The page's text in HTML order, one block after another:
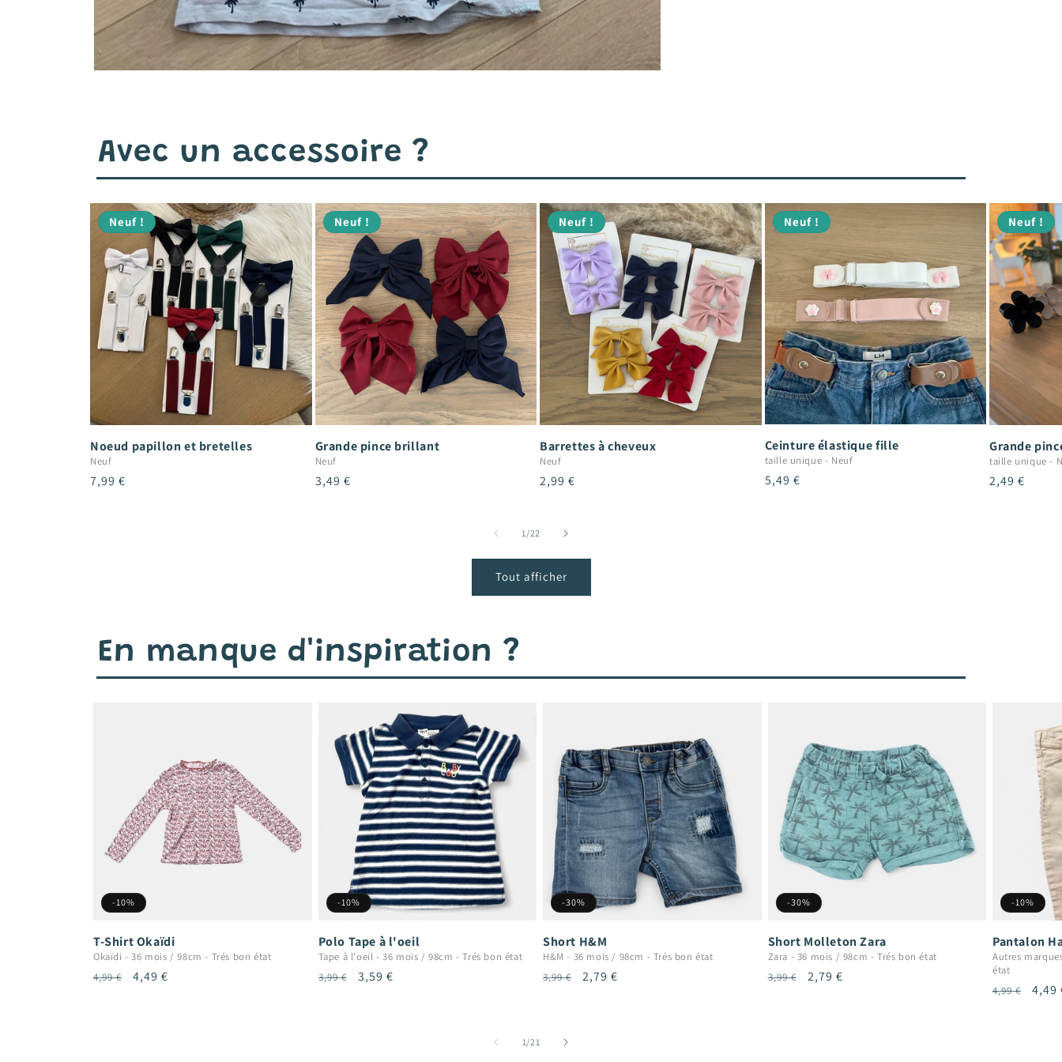
Avec un accessoire ?
Neuf !
Noeud papillon et bretelles
Neuf
Prix
7,99 €
Neuf !
Grande pince brillant
Neuf
Prix
3,49 €
Neuf !
Barrettes à cheveux
Neuf
Prix
2,99 €
Neuf !
Ceinture élastique fille
taille unique - Neuf
Prix
5,49 €
Neuf !
Grande
taille unique -
Prix
2,49 €
1 /de
22
Tout afficher
En manque d'inspiration ?
-10%
T-Shirt Okaïdi
Okaïdi -36 mois / 98cm - Trés bon état
Prix
4,99 €
Prix
4,49 €
-10%
Polo Tape à l'oeil
Tape à l'oeil -36 mois / 98cm -Trés bon état
Prix
3,99 €
Prix
3,59 €
-30%
Short H&M
H&M - 36 mois / 98cm - Trés bon état
Prix
3,99 €
Prix
2,79 €
-30%
Short Molleton Zara
Zara - 36 mois / 98cm - Trés bon état
Prix
3,99 €
Prix
2,79 €
-10%
Pantalon
Autres
état
Prix
4,99 €
Prix
4,49
1/de
21